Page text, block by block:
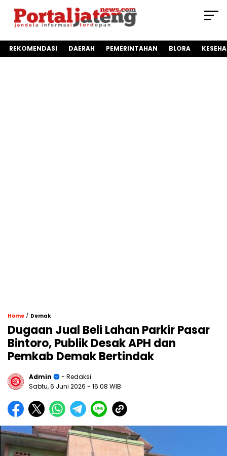
REKOMENDASI DAERAH PEMERINTAHAN BLORA
Home / Demak
Dugaan Jual Beli Lahan Parkir Pasar
Bintoro, Publik Desak APH dan
Pemkab Demak Bertindak
Admin
- Redaksi
Sabtu, 6 Juni 2026 - 16:08 WIB